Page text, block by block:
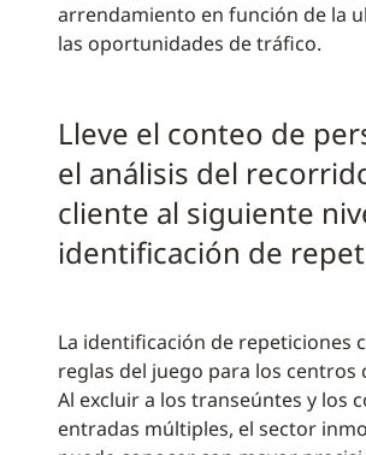
arrendamiento en función de la
las oportunidades de tráfico.
Lleve el conteo de
el análisis del
cliente al siguiente
identificación de
La identificación de repeticiones
reglas del juego para los centros
Al excluir a los transeúntes y los
entradas múltiples, el sector